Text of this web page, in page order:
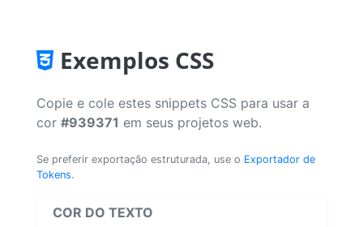
Exemplos CSS
Copie e cole estes snippets CSS para usar a
cor #939371 em seus projetos web.
Se preferir exportação estruturada, use o Exportador de
Tokens.
COR DO TEXTO